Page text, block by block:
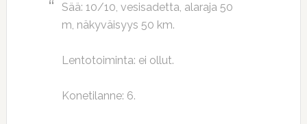
Sää: 10/10, vesisadetta, alaraja 50
m, näkyväisyys 50 km.
Lentotoiminta: ei ollut.
Konetilanne: 6.